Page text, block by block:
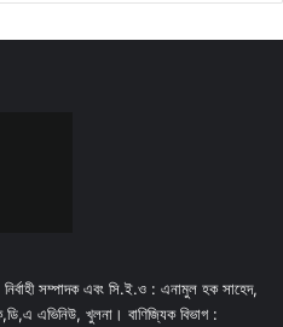
সম্পাদক এবং সি.ই.ও : এনামুল হক সাহেদ,
এভিনিউ, খুলনা। বাণিজ্যিক বিভাগ :